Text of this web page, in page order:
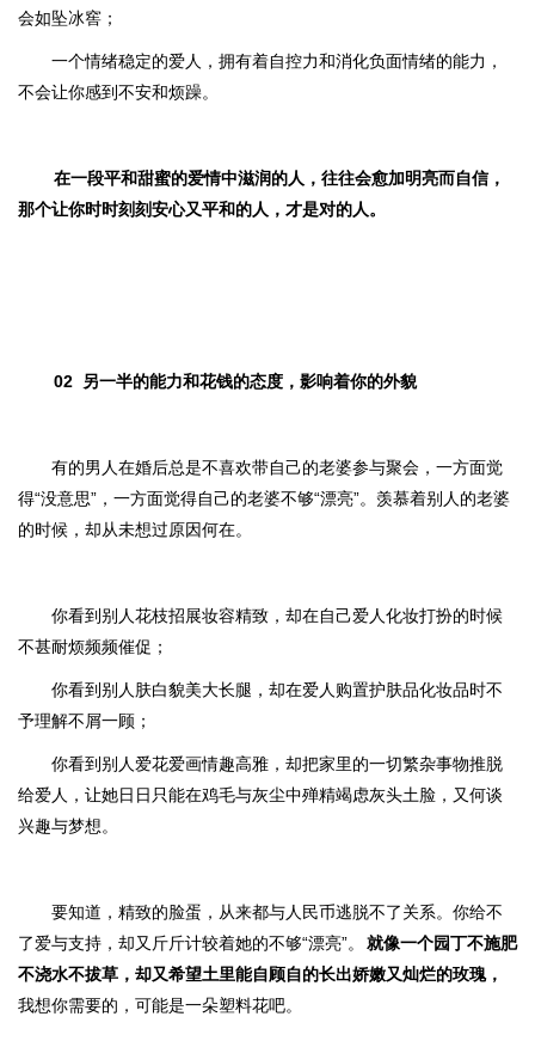
会如坠冰窖；
一个情绪稳定的爱人，拥有着自控力和消化负面情绪的能力，
不会让你感到不安和烦躁。
在一段平和甜蜜的爱情中滋润的人，往往会愈加明亮而自信，
那个让你时时刻刻安心又平和的人，才是对的人。
02 另一半的能力和花钱的态度，影响着你的外貌
有的男人在婚后总是不喜欢带自己的老婆参与聚会，一方面觉
得“没意思”，一方面觉得自己的老婆不够“漂亮”。羡慕着别人的老婆
的时候，却从未想过原因何在。
你看到别人花枝招展妆容精致，却在自己爱人化妆打扮的时候
不甚耐烦频频催促；
你看到别人肤白貌美大长腿，却在爱人购置护肤品化妆品时不
予理解不屑一顾；
你看到别人爱花爱画情趣高雅，却把家里的一切繁杂事物推脱
给爱人，让她日日只能在鸡毛与灰尘中殚精竭虑灰头土脸，又何谈
兴趣与梦想。
要知道，精致的脸蛋，从来都与人民币逃脱不了关系。你给不
了爱与支持，却又斤斤计较着她的不够“漂亮”。
就像一个园丁不施肥
不浇水不拔草，却又希望土里能自顾自的长出娇嫩又灿烂的玫瑰，
我想你需要的，可能是一朵塑料花吧。